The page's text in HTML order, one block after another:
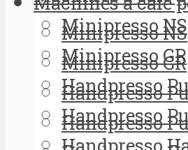
Minipresso NS
Minipresso GR
Handpresso
Handpresso
Handpresso
Minipresso NS
Minipresso GR
Handpresso
Handpresso